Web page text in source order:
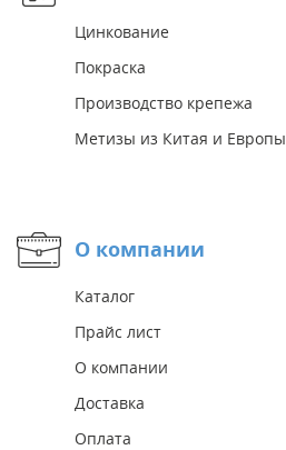
Цинкование
Покраска
Производство крепежа
Метизы из Китая и Европы
О компании
Каталог
Прайс лист
О компании
Доставка
Оплата